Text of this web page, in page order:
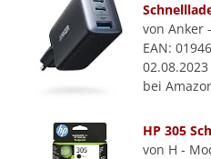
von Anker
EAN:
02.08.2023
bei
HP 305
von H -